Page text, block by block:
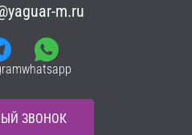
m.ru
whatsapp
ЗВОНОК